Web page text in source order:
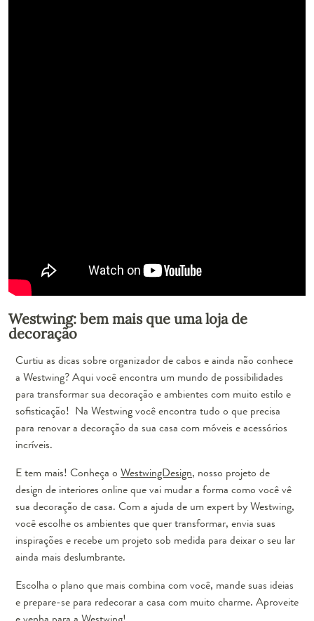
Westwing: bem mais que uma loja de
decoração
Curtiu as dicas sobre organizador de cabos e ainda não conhece
a Westwing? Aqui você encontra um mundo de possibilidades
para transformar sua decoração e ambientes com muito estilo e
sofisticação! Na Westwing você encontra tudo o que precisa
para renovar a decoração da sua casa com móveis e acessórios
incríveis.
E tem mais! Conheça o WestwingDesign, nosso projeto de
design de interiores online que vai mudar a forma como você vê
sua decoração de casa. Com a ajuda de um expert by Westwing,
você escolhe os ambientes que quer transformar, envia suas
inspirações e recebe um projeto sob medida para deixar o seu lar
ainda mais deslumbrante.
Escolha o plano que mais combina com você, mande suas ideias
e prepare-se para redecorar a casa com muito charme. Aproveite